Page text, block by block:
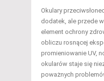
Okulary
dodatek, ale przede
element ochrony
obliczu rosnącej
promieniowanie UV,
okularów staje się
poważnych